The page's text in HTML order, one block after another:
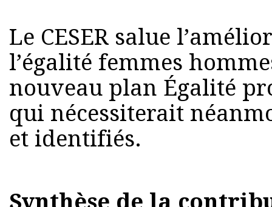
Le CESER salue
l’égalité femmes
nouveau plan Égalité
qui nécessiterait
et identifiés.